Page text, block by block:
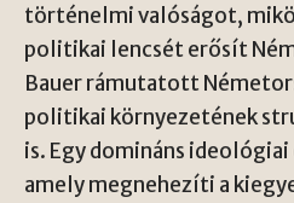
történelmi valóságot,
politikai lencsét erősít
Bauer rámutatott
politikai környezetének
is. Egy domináns
amely megnehezíti a